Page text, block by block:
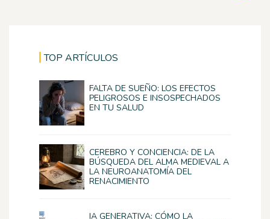
TOP ARTÍCULOS
FALTA DE SUEÑO: LOS EFECTOS
PELIGROSOS E INSOSPECHADOS
EN TU SALUD
CEREBRO Y CONCIENCIA: DE LA
BÚSQUEDA DEL ALMA MEDIEVAL A
LA NEUROANATOMÍA DEL
RENACIMIENTO
IA GENERATIVA: CÓMO LA